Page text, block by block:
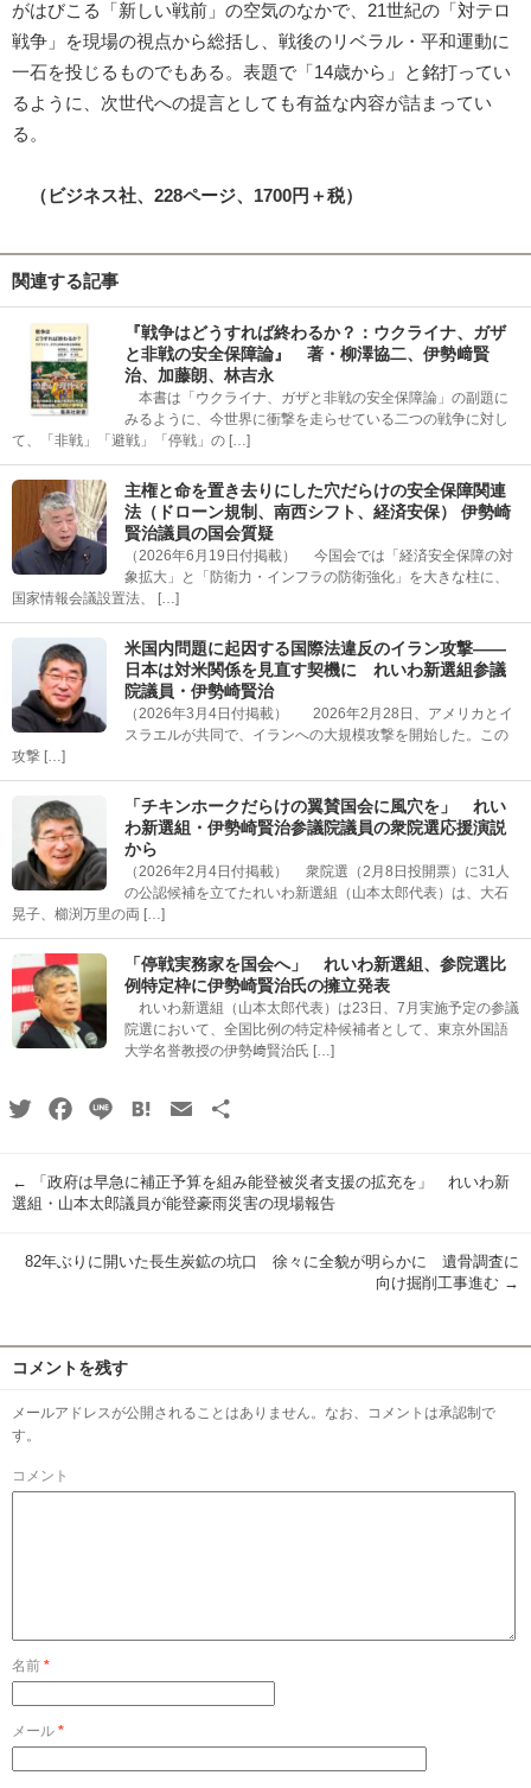
がはびこる「新しい戦前」の空気のなかで、21世紀の「対テロ
戦争」を現場の視点から総括し、戦後のリベラル・平和運動に
一石を投じるものでもある。表題で「14歳から」と銘打ってい
るように、次世代への提言としても有益な内容が詰まってい
る。
（ビジネス社、228ページ、1700円＋税）
関連する記事
『戦争はどうすれば終わるか？：ウクライナ、ガザ
と非戦の安全保障論』 著・柳澤協二、伊勢﨑賢
治、加藤朗、林吉永
本書は「ウクライナ、ガザと非戦の安全保障論」の副題に
みるように、今世界に衝撃を走らせている二つの戦争に対し
て、「非戦」「避戦」「停戦」の […]
主権と命を置き去りにした穴だらけの安全保障関連
法（ドローン規制、南西シフト、経済安保） 伊勢崎
賢治議員の国会質疑
（2026年6月19日付掲載） 今国会では「経済安全保障の対
象拡大」と「防衛力・インフラの防衛強化」を大きな柱に、
国家情報会議設置法、 […]
米国内問題に起因する国際法違反のイラン攻撃――
日本は対米関係を見直す契機に れいわ新選組参議
院議員・伊勢崎賢治
（2026年3月4日付掲載） 2026年2月28日、アメリカとイ
スラエルが共同で、イランへの大規模攻撃を開始した。この
攻撃 […]
「チキンホークだらけの翼賛国会に風穴を」 れい
わ新選組・伊勢崎賢治参議院議員の衆院選応援演説
から
（2026年2月4日付掲載） 衆院選（2月8日投開票）に31人
の公認候補を立てたれいわ新選組（山本太郎代表）は、大石
晃子、櫛渕万里の両 […]
「停戦実務家を国会へ」 れいわ新選組、参院選比
例特定枠に伊勢崎賢治氏の擁立発表
れいわ新選組（山本太郎代表）は23日、7月実施予定の参議
院選において、全国比例の特定枠候補者として、東京外国語
大学名誉教授の伊勢﨑賢治氏 […]
TwitterFacebook
Line HatenaEmail
←
「政府は早急に補正予算を組み能登被災者支援の拡充を」 れいわ新
選組・山本太郎議員が能登豪雨災害の現場報告
82年ぶりに開いた長生炭鉱の坑口 徐々に全貌が明らかに 遺骨調査に
向け掘削工事進む →
コメントを残す
メールアドレスが公開されることはありません。なお、コメントは承認制で
す。
コメント
名前 *
メール *